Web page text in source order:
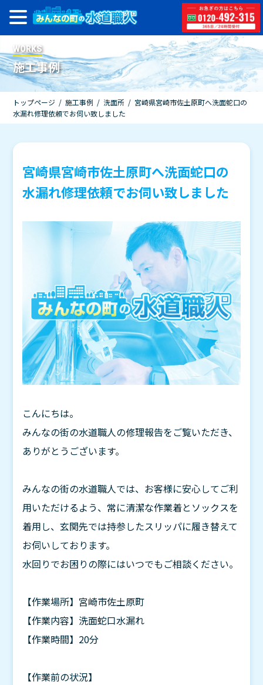
WORKS
施工事例
トップページ /施工事例 / 洗面所 / 宮崎県宮崎市佐土原町へ洗面蛇口の
水漏れ修理依頼でお伺い致しました
宮崎県宮崎市佐土原町へ洗面蛇口の
水漏れ修理依頼でお伺い致しました
こんにちは。
みんなの街の水道職人の修理報告をご覧いただき、
ありがとうございます。
みんなの街の水道職人では、お客様に安心してご利
用いただけるよう、常に清潔な作業着とソックスを
着用し、玄関先では持参したスリッパに履き替えて
お伺いしております。
水回りでお困りの際にはいつでもご相談ください。
【作業場所】宮崎市佐土原町
【作業内容】洗面蛇口水漏れ
【作業時間】20分
【作業前の状況】